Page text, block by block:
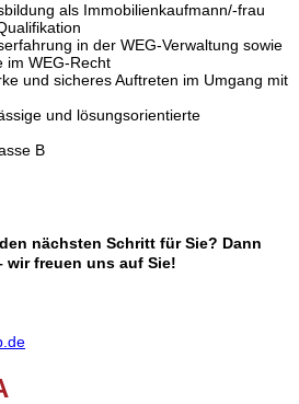
als Immobilienkaufmann/-frau
in der WEG-Verwaltung sowie
im WEG-Recht
und sicheres Auftreten im Umgang mit
und lösungsorientierte
B
nächsten Schritt für Sie? Dann
wir freuen uns auf Sie!